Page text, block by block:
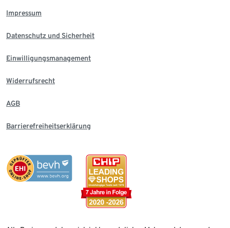
Impressum
Datenschutz und Sicherheit
Einwilligungsmanagement
Widerrufsrecht
AGB
Barrierefreiheitserklärung